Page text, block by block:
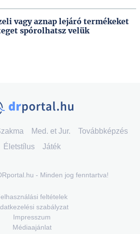
vagy aznap lejáró termékeket
spórolhatsz velük
Med. et Jur.
Továbbképzés
Életstílus
Játék
- Minden jog fenntartva!
feltételek
szabályzat
Impresszum
Médiaajánlat